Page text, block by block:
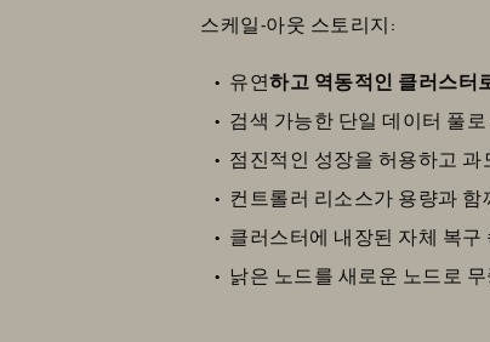
스케일-아웃 스토리지:
유연하고 역동적인 클러스터
검색 가능한 단일 데이터 풀로
점진적인 성장을 허용하고
컨트롤러 리소스가 용량과 함
클러스터에 내장된 자체 복구
낡은 노드를 새로운 노드로